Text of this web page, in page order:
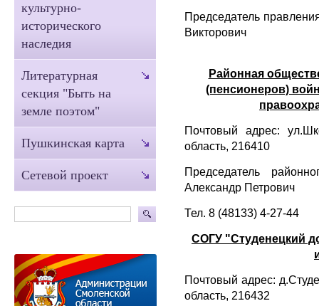
Председатель
Викторович
Районная
(пенсионеров)
Почтовый адрес:
область, 216410
Председатель
Александр Петрович
Тел. 8 (48133) 4-27-44
СОГУ "Студенецкий
Почтовый адрес:
область, 216432
культурно-
исторического
наследия
Литературная
секция "Быть на
земле поэтом"
Пушкинская карта
Сетевой проект